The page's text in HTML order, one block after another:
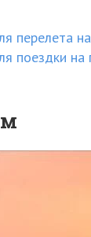
перелета
поездки на